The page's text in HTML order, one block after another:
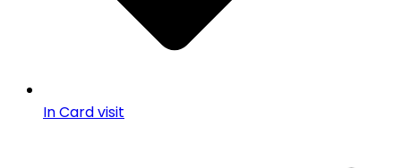
In Card visit